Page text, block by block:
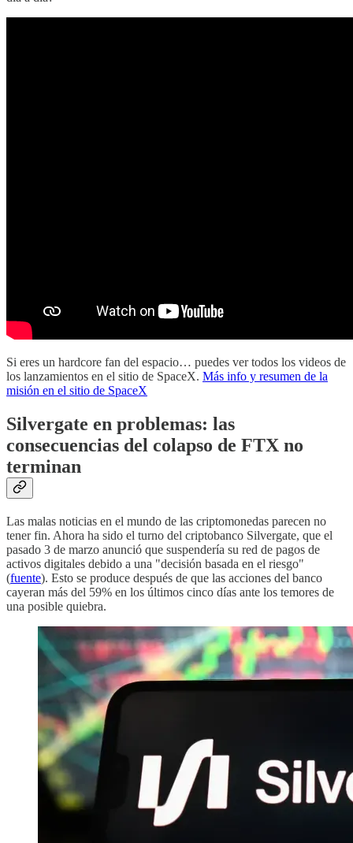
Si eres un hardcore fan del espacio… puedes ver todos los videos de
los lanzamientos en el sitio de SpaceX. Más info y resumen de la
misión en el sitio de SpaceX
Silvergate en problemas: las
consecuencias del colapso de FTX no
terminan
Las malas noticias en el mundo de las criptomonedas parecen no
tener fin. Ahora ha sido el turno del criptobanco Silvergate, que el
pasado 3 de marzo anunció que suspendería su red de pagos de
activos digitales debido a una "decisión basada en el riesgo"
(fuente). Esto se produce después de que las acciones del banco
cayeran más del 59% en los últimos cinco días ante los temores de
una posible quiebra.